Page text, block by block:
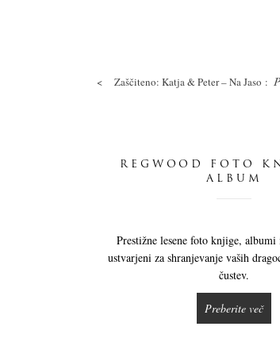
< Zaščiteno: Katja & Peter – Na Jaso :
REGWOOD FOTO
ALBUM
Prestižne lesene foto knjige,
ustvarjeni za shranjevanje vaših
čustev.
Preberite več